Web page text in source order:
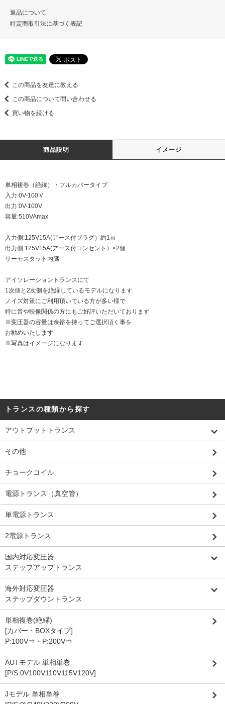
返品について
特定商取引法に基づく表記
この商品を友達に教える
この商品について問い合わせる
買い物を続ける
商品説明 イメージ
単相複巻（絶縁）・フルカバータイプ
入力:0V-100Ｖ
出力:0V-100V
容量:510VAmax
入力側:125V15A(アース付プラグ）約1ｍ
出力側:125V15A(アース付コンセント）×2個
サーモスタット内臓
アイソレーショントランスにて
1次側と2次側を絶縁しているモデルになります
ノイズ対策にご利用頂いている方が多い様で
特に音や映像関係の方にもご好評いただいております
※変圧器の容量は余裕を持ってご選択頂く事を
お勧めいたします
※写真はイメージになります
トランスの種類から探す
アウトプットトランス
その他
チョークコイル
電源トランス（真空管）
単電源トランス
2電源トランス
国内対応変圧器
ステップアップトランス
海外対応変圧器
ステップダウントランス
単相複巻(絶縁)
[カバー・BOXタイプ]
P:100V⇒・P:200V⇒
AUTモデル 単相単巻
[P/S:0V100V110V115V120V]
Jモデル 単相単巻